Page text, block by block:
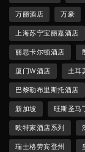
万丽酒店 万豪
上海苏宁宝丽嘉酒店
丽思卡尔顿酒店
厦门W酒店 土耳
巴黎勒布里斯托酒店
新加坡 旺斯圣马
欧特家酒店系列
瑞士格劳宾登州